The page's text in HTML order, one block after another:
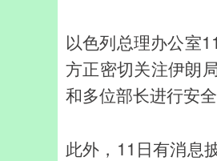
以色列总理办公室
方正密切关注伊朗
和多位部长进行安
此外，11日有消息